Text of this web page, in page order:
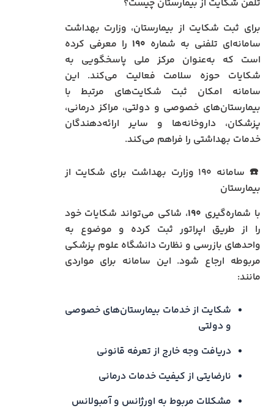
تلفن شکایت از بیمارستان چیست؟
برای ثبت شکایت از بیمارستان، وزارت بهداشت
سامانه‌ای تلفنی به شماره ۱۹۰ را معرفی کرده
است که به‌عنوان مرکز ملی پاسخگویی به
شکایات حوزه سلامت فعالیت می‌کند. این
سامانه امکان ثبت شکایت‌های مرتبط با
بیمارستان‌های خصوصی و دولتی، مراکز درمانی،
پزشکان، داروخانه‌ها و سایر ارائه‌دهندگان
خدمات بهداشتی را فراهم می‌کند.
☎️ سامانه ۱۹۰ وزارت بهداشت برای شکایت از
بیمارستان
با شماره‌گیری ۱۹۰، شاکی می‌تواند شکایات خود
را از طریق اپراتور ثبت کرده و موضوع به
واحدهای بازرسی و نظارت دانشگاه علوم پزشکی
مربوطه ارجاع شود. این سامانه برای مواردی
مانند:
شکایت از خدمات بیمارستان‌های خصوصی
و دولتی
دریافت وجه خارج از تعرفه قانونی
نارضایتی از کیفیت خدمات درمانی
مشکلات مربوط به اورژانس و آمبولانس